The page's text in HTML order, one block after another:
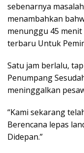
sebenarnya
menambahkan
menunggu 45
terbaru Untuk
Satu jam berlalu,
Penumpang
meninggalkan
“Kami sekarang
Berencana lepas
Didepan.”